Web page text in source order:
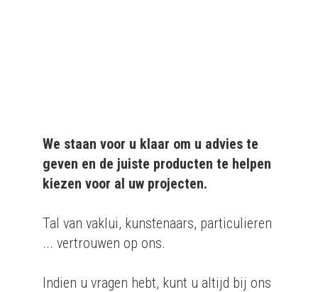
We staan voor u klaar om u advies te
geven en de juiste producten te helpen
kiezen voor al uw projecten.
Tal van vaklui, kunstenaars, particulieren
... vertrouwen op ons.
Indien u vragen hebt, kunt u altijd bij ons